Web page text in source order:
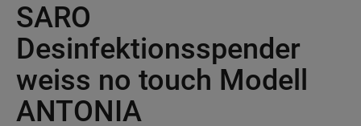
SARO
Desinfektionsspender
weiss no touch Modell
ANTONIA
to
the
beginning
images
gallery